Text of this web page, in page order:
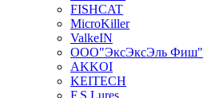
FISHCAT
MicroKiller
ValkeIN
ООО"ЭксЭксЭль Фиш"
AKKOI
KEITECH
F.S.Lures